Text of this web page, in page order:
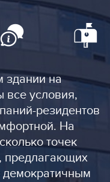
здании на
все условия,
резидентов
На
точек
предлагающих